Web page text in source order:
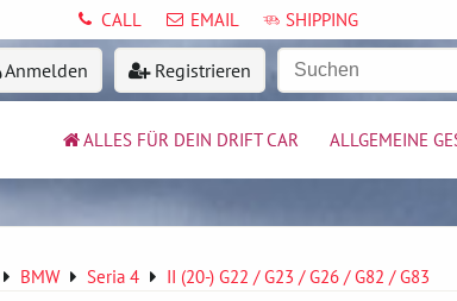
CALL EMAIL SHIPPING
Anmelden Registrieren
ALLES FÜR DEIN DRIFT CAR ALLGEMEINE
BMW Seria 4 II (20-) G22 / G23 / G26 / G82 / G83